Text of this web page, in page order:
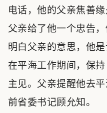
电话，他的父亲焦善
父亲给了他一个忠告
明白父亲的意思，他
在平海工作期间，保
主见。父亲提醒他去
前省委书记顾允知。